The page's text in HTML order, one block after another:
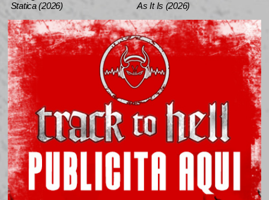
Statica (2026)
As It Is (2026)